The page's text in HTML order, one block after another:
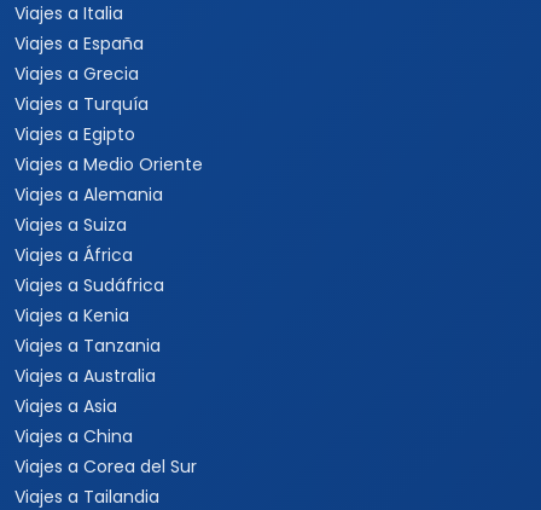
Viajes a Italia
Viajes a España
Viajes a Grecia
Viajes a Turquía
Viajes a Egipto
Viajes a Medio Oriente
Viajes a Alemania
Viajes a Suiza
Viajes a África
Viajes a Sudáfrica
Viajes a Kenia
Viajes a Tanzania
Viajes a Australia
Viajes a Asia
Viajes a China
Viajes a Corea del Sur
Viajes a Tailandia